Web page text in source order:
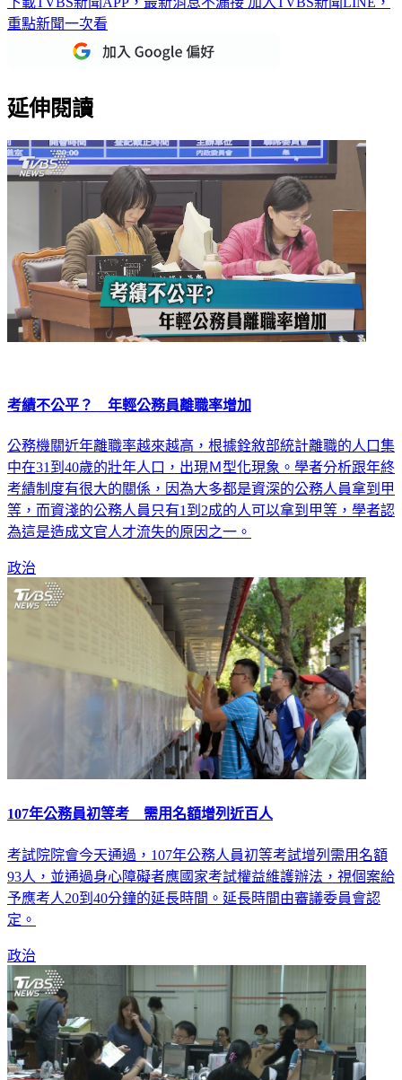
重點新聞一次看
延伸閱讀
考績不公平？ 年輕公務員離職率增加
公務機關近年離職率越來越高，根據銓敘部統計離職的人口集
中在31到40歲的壯年人口，出現Ｍ型化現象。學者分析跟年終
考績制度有很大的關係，因為大多都是資深的公務人員拿到甲
等，而資淺的公務人員只有1到2成的人可以拿到甲等，學者認
為這是造成文官人才流失的原因之一。
政治
107年公務員初等考 需用名額增列近百人
考試院院會今天通過，107年公務人員初等考試增列需用名額
93人，並通過身心障礙者應國家考試權益維護辦法，視個案給
予應考人20到40分鐘的延長時間。延長時間由審議委員會認
定。
政治